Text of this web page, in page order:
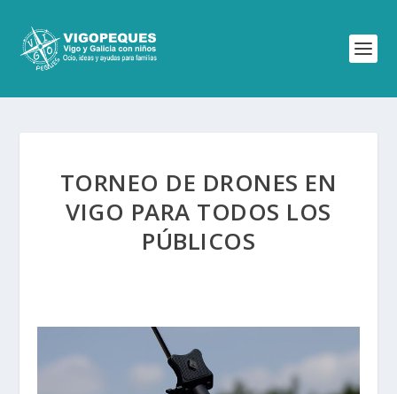
TORNEO DE DRONES EN
VIGO PARA TODOS LOS
PÚBLICOS